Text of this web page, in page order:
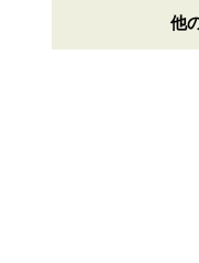
他